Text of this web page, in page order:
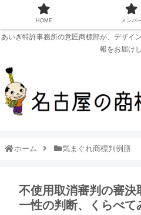
あいぎ特許事務所の意匠商標部が、デザイ
報をお届けし
ホーム 気まぐれ商標判例膳
不使用取消審判の審決
一性の判断、くらべて
HOME メンバ